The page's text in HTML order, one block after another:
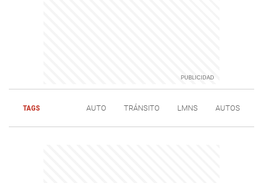
TAGS AUTO TRÁNSITO LMNS AUTOS